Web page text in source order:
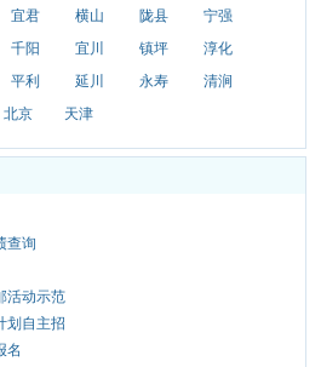
宜君 横山 陇县
宁强
千阳 宜川 镇坪
淳化
平利 延川 永寿
清涧
北京 天津
查询
活动示范
划自主招
名